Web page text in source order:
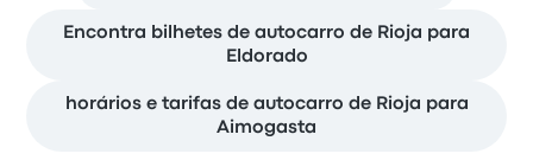
Encontra bilhetes de autocarro de Rioja para
Eldorado
horários e tarifas de autocarro de Rioja para
Aimogasta